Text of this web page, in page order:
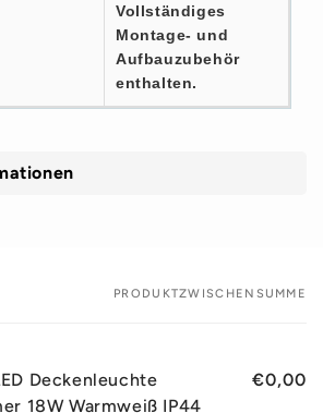
Vollständiges
Montage- und
Aufbauzubehör
enthalten.
PRODUKTZWISCHENSUMME
Deckenleuchte
18W Warmweiß IP44
€0,00